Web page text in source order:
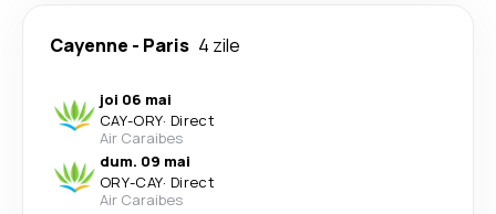
Cayenne - Paris 4 zile
joi 06 mai
CAY-ORY· Direct
Air Caraibes
dum. 09 mai
ORY-CAY· Direct
Air Caraibes